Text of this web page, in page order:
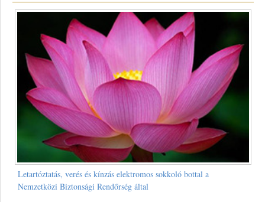
Letartóztatás, verés és kínzás elektromos sokkoló bottal a
Nemzetközi Biztonsági Rendőrség által